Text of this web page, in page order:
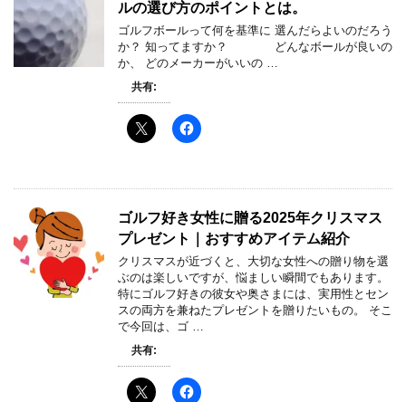
ルの選び方のポイントとは。
ゴルフボールって何を基準に 選んだらよいのだろう
か？ 知ってますか？ どんなボールが良いの
か、 どのメーカーがいいの …
共有:
ゴルフ好き女性に贈る2025年クリスマス
プレゼント｜おすすめアイテム紹介
クリスマスが近づくと、大切な女性への贈り物を選
ぶのは楽しいですが、悩ましい瞬間でもあります。
特にゴルフ好きの彼女や奥さまには、実用性とセン
スの両方を兼ねたプレゼントを贈りたいもの。 そこ
で今回は、ゴ …
共有: